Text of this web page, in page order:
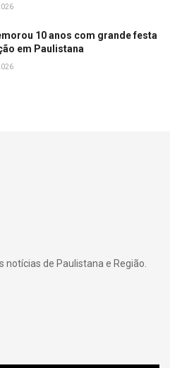
10 anos com grande festa
em Paulistana
de Paulistana e Região.